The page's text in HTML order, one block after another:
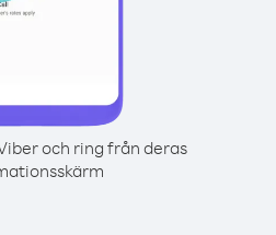
och ring från deras